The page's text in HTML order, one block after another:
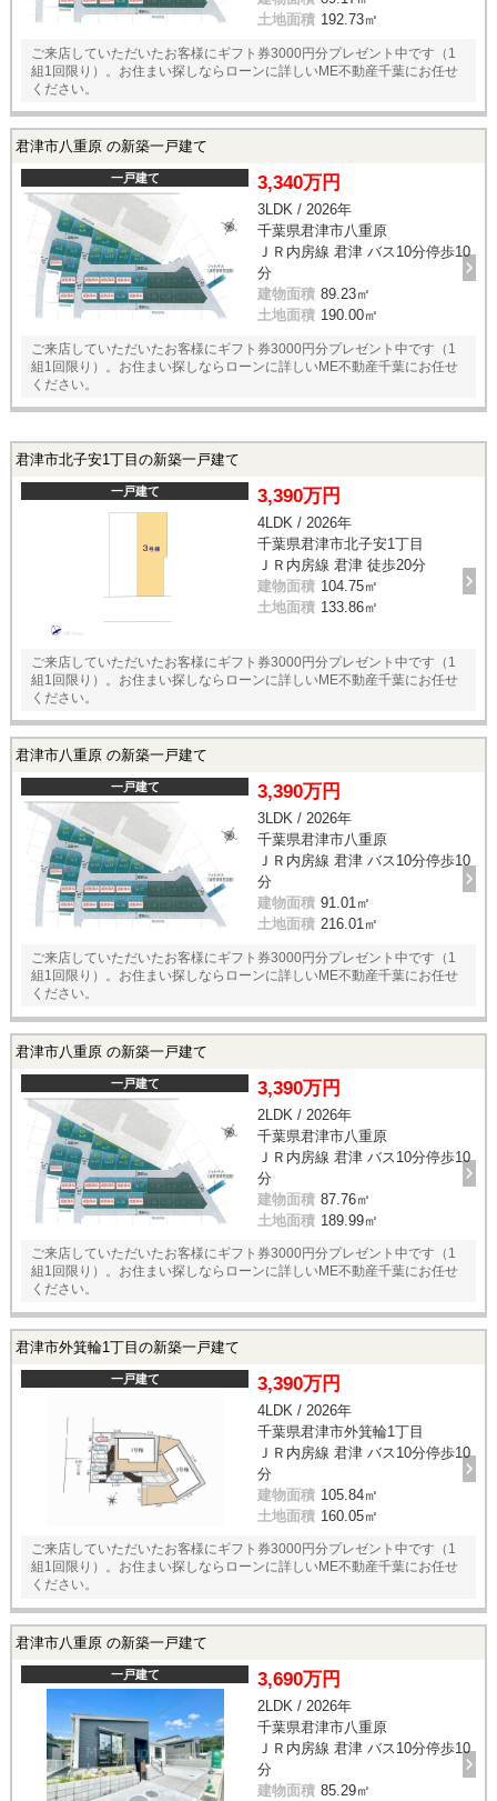
土地面積 192.73㎡
ご来店していただいたお客様にギフト券3000円分プレゼント中です（1
組1回限り）。お住まい探しならローンに詳しいME不動産千葉にお任せ
ください。
君津市八重原 の新築一戸建て
一戸建て 3,340万円
3LDK / 2026年
千葉県君津市八重原
ＪＲ内房線 君津 バス10分停歩10
分
建物面積 89.23㎡
土地面積 190.00㎡
ご来店していただいたお客様にギフト券3000円分プレゼント中です（1
組1回限り）。お住まい探しならローンに詳しいME不動産千葉にお任せ
ください。
君津市北子安1丁目の新築一戸建て
一戸建て 3,390万円
4LDK / 2026年
千葉県君津市北子安1丁目
ＪＲ内房線 君津 徒歩20分
建物面積 104.75㎡
土地面積 133.86㎡
ご来店していただいたお客様にギフト券3000円分プレゼント中です（1
組1回限り）。お住まい探しならローンに詳しいME不動産千葉にお任せ
ください。
君津市八重原 の新築一戸建て
一戸建て 3,390万円
3LDK / 2026年
千葉県君津市八重原
ＪＲ内房線 君津 バス10分停歩10
分
建物面積 91.01㎡
土地面積 216.01㎡
ご来店していただいたお客様にギフト券3000円分プレゼント中です（1
組1回限り）。お住まい探しならローンに詳しいME不動産千葉にお任せ
ください。
君津市八重原 の新築一戸建て
一戸建て 3,390万円
2LDK / 2026年
千葉県君津市八重原
ＪＲ内房線 君津 バス10分停歩10
分
建物面積 87.76㎡
土地面積 189.99㎡
ご来店していただいたお客様にギフト券3000円分プレゼント中です（1
組1回限り）。お住まい探しならローンに詳しいME不動産千葉にお任せ
ください。
君津市外箕輪1丁目の新築一戸建て
一戸建て 3,390万円
4LDK / 2026年
千葉県君津市外箕輪1丁目
ＪＲ内房線 君津 バス10分停歩10
分
建物面積 105.84㎡
土地面積 160.05㎡
ご来店していただいたお客様にギフト券3000円分プレゼント中です（1
組1回限り）。お住まい探しならローンに詳しいME不動産千葉にお任せ
ください。
君津市八重原 の新築一戸建て
一戸建て 3,690万円
2LDK / 2026年
千葉県君津市八重原
ＪＲ内房線 君津 バス10分停歩10
分
建物面積 85.29㎡